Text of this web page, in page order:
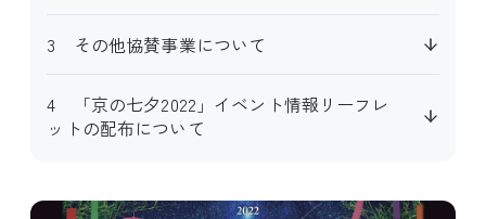
3 その他協賛事業について
4 「京の七夕2022」イベント情報リーフレ
ットの配布について